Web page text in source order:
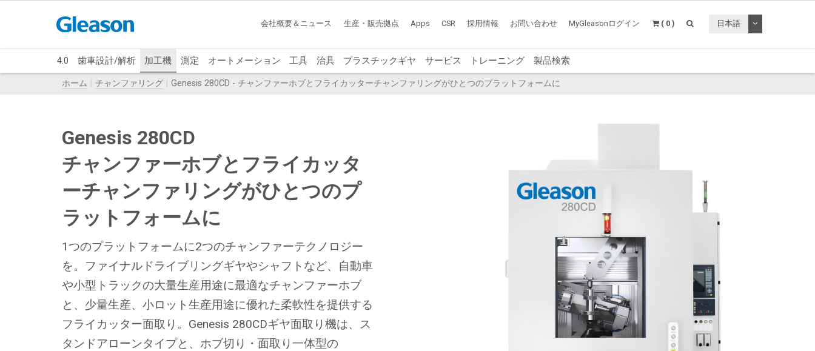
会社概要＆ニュース 生産・販売拠点 Apps CSR 採用情報 お問い合わせ MyGleasonログイン ( 0 ) 日本語 トグルドロップ
4.0 歯車設計/解析 加工機 測定 オートメーション 工具 治具 プラスチックギヤ サービス トレーニング 製品検索
ホーム チャンファリング Genesis 280CD - チャンファーホブとフライカッターチャンファリングがひとつのプラットフォームに
Genesis 280CD
チャンファーホブとフライカッタ
ーチャンファリングがひとつのプ
ラットフォームに
1つのプラットフォームに2つのチャンファーテクノロジー
を。ファイナルドライブリングギヤやシャフトなど、自動車
や小型トラックの大量生産用途に最適なチャンファーホブ
と、少量生産、小ロット生産用途に優れた柔軟性を提供する
フライカッター面取り。Genesis 280CDギヤ面取り機は、ス
タンドアローンタイプと、ホブ切り・面取り一体型の